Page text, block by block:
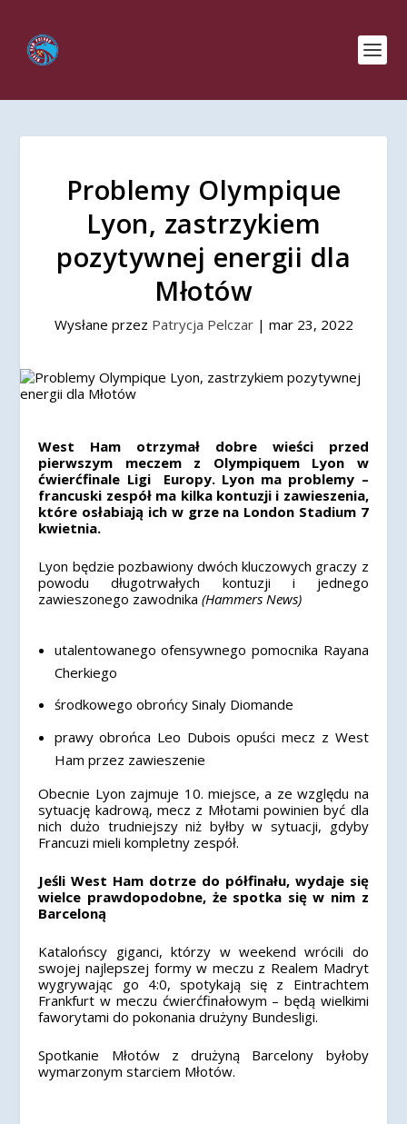
Problemy Olympique
Lyon, zastrzykiem
pozytywnej energii dla
Młotów
Wysłane przez Patrycja Pelczar| mar 23, 2022
West Ham otrzymał dobre wieści przed
pierwszym meczem z Olympiquem Lyon w
ćwierćfinale Ligi Europy. Lyon ma problemy –
francuski zespół ma kilka kontuzji i zawieszenia,
które osłabiają ich w grze na London Stadium 7
kwietnia.
Lyon będzie pozbawiony dwóch kluczowych graczy z
powodu długotrwałych kontuzji i jednego
zawieszonego zawodnika(Hammers News)
utalentowanego ofensywnego pomocnika Rayana
Cherkiego
środkowego obrońcy Sinaly Diomande
prawy obrońca Leo Dubois opuści mecz z West
Ham przez zawieszenie
Obecnie Lyon zajmuje 10. miejsce, a ze względu na
sytuację kadrową, mecz z Młotami powinien być dla
nich dużo trudniejszy niż byłby w sytuacji, gdyby
Francuzi mieli kompletny zespół.
Jeśli West Ham dotrze do półfinału, wydaje się
wielce prawdopodobne, że spotka się w nim z
Barceloną
Katalońscy giganci, którzy w weekend wrócili do
swojej najlepszej formy w meczu z Realem Madryt
wygrywając go 4:0, spotykają się z Eintrachtem
Frankfurt w meczu ćwierćfinałowym – będą wielkimi
faworytami do pokonania drużyny Bundesligi.
Spotkanie Młotów z drużyną Barcelony byłoby
wymarzonym starciem Młotów.